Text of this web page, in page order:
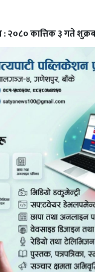
: २०८० कात्तिक ३ गते